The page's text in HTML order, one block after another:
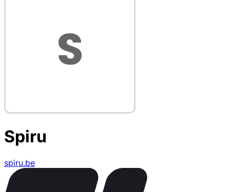
Spiru
spiru.be